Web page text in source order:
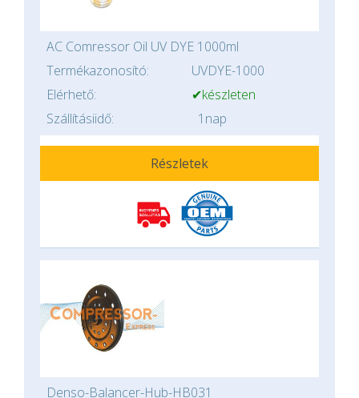
AC Comressor Oil UV DYE 1000ml
Termékazonosító:
UVDYE-1000
Elérhető:
✔készleten
Szállításiidő:
1nap
Részletek
Denso-Balancer-Hub-HB031